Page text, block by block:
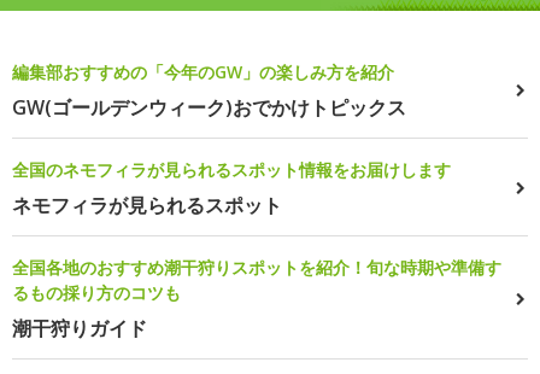
編集部おすすめの「今年のGW」の楽しみ方を紹介
GW(ゴールデンウィーク)おでかけトピックス
全国のネモフィラが見られるスポット情報をお届けします
ネモフィラが見られるスポット
全国各地のおすすめ潮干狩りスポットを紹介！旬な時期や準備す
るもの採り方のコツも
潮干狩りガイド